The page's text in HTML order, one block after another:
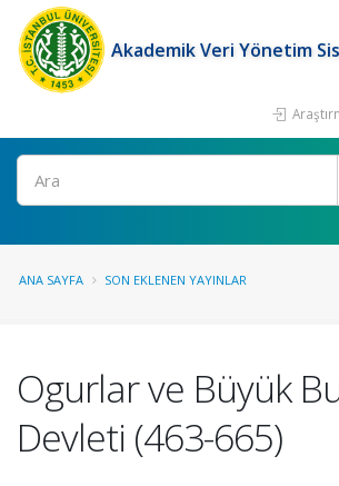
Akademik Veri Yönetim
Ara
ANA SAYFA SON EKLENEN YAYINLAR
Ogurlar ve Büyük
Devleti (463-665)